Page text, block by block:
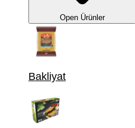
Open Ürünler
Bakliyat